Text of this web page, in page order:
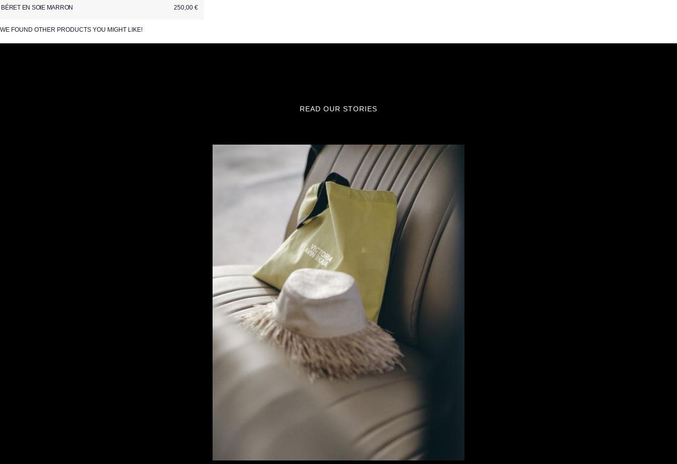
BÉRET EN SOIE MARRON 250,00 €
WE FOUND OTHER PRODUCTS YOU MIGHT LIKE!
READ OUR STORIES